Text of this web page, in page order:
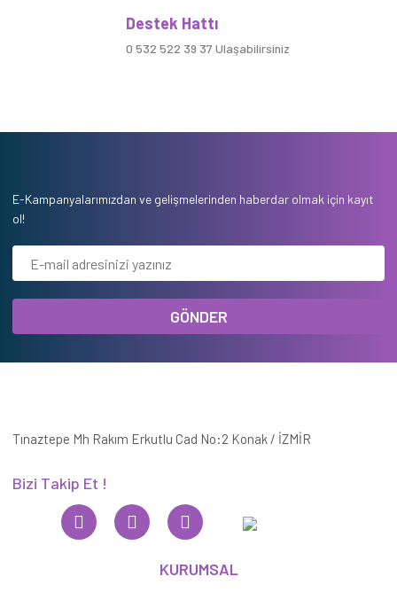
Destek Hattı
0 532 522 39 37 Ulaşabilirsiniz
E-Kampanyalarımızdan ve gelişmelerinden haberdar olmak için kayıt
ol!
GÖNDER
Tınaztepe Mh Rakım Erkutlu Cad No:2 Konak / İZMİR
Bizi Takip Et !
KURUMSAL